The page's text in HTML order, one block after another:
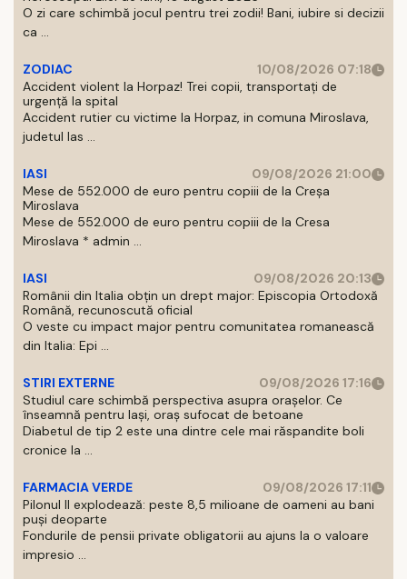
O zi care schimbă jocul pentru trei zodii! Bani, iubire si decizii
ca ...
ZODIAC
10/08/2026 07:18
Accident violent la Horpaz! Trei copii, transportați de
urgență la spital
Accident rutier cu victime la Horpaz, in comuna Miroslava,
judetul Ias ...
IASI
09/08/2026 21:00
Mese de 552.000 de euro pentru copiii de la Creșa
Miroslava
Mese de 552.000 de euro pentru copiii de la Cresa
Miroslava * admin ...
IASI
09/08/2026 20:13
Românii din Italia obțin un drept major: Episcopia Ortodoxă
Română, recunoscută oficial
O veste cu impact major pentru comunitatea romanească
din Italia: Epi ...
STIRI EXTERNE
09/08/2026 17:16
Studiul care schimbă perspectiva asupra orașelor. Ce
înseamnă pentru Iași, oraș sufocat de betoane
Diabetul de tip 2 este una dintre cele mai răspandite boli
cronice la ...
FARMACIA VERDE
09/08/2026 17:11
Pilonul II explodează: peste 8,5 milioane de oameni au bani
puși deoparte
Fondurile de pensii private obligatorii au ajuns la o valoare
impresio ...